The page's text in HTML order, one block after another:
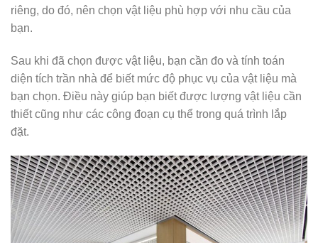
riêng, do đó, nên chọn vật liệu phù hợp với nhu cầu của
bạn.
Sau khi đã chọn được vật liệu, bạn cần đo và tính toán
diện tích trần nhà để biết mức độ phục vụ của vật liệu mà
bạn chọn. Điều này giúp bạn biết được lượng vật liệu cần
thiết cũng như các công đoạn cụ thể trong quá trình lắp
đặt.